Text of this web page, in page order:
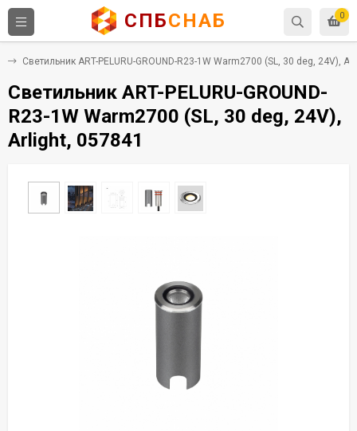
0
СПБСНАБ
Светильник ART-PELURU-GROUND-R23-1W Warm2700 (SL, 30 deg, 24V),
Светильник ART-PELURU-GROUND-
R23-1W Warm2700 (SL, 30 deg, 24V),
Arlight, 057841